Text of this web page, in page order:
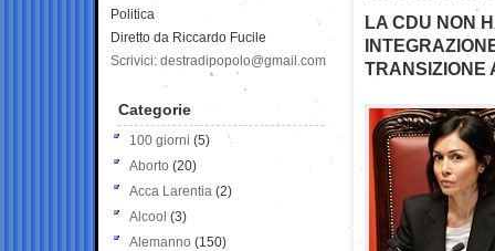
LA CDU NON
TRANSIZIONE
Politica
Diretto da Riccardo Fucile
Scrivici: destradipopolo@gmail.com
Categorie
100 giorni (5)
Aborto (20)
Acca Larentia (2)
Alcool (3)
Alemanno (150)